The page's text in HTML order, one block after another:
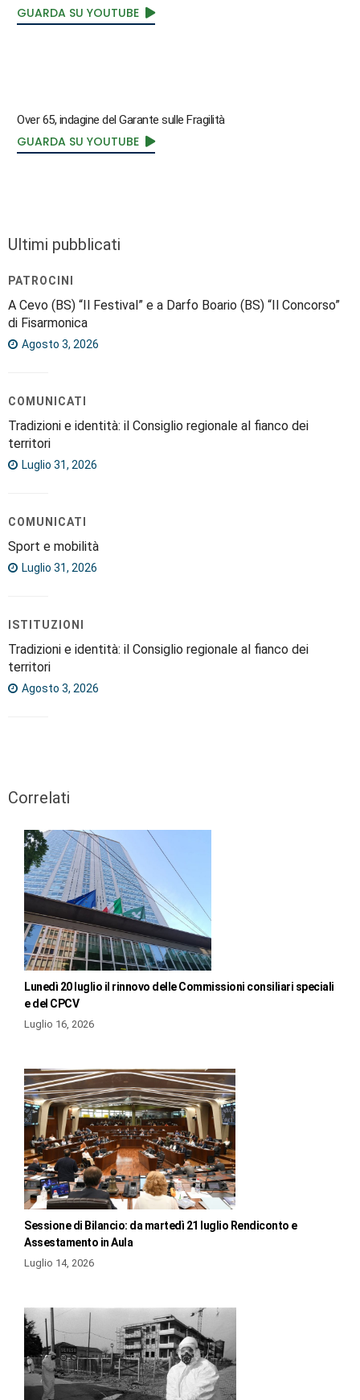
GUARDA SU YOUTUBE
Over 65, indagine del Garante sulle Fragilità
GUARDA SU YOUTUBE
Ultimi pubblicati
PATROCINI
A Cevo (BS) “Il Festival” e a Darfo Boario (BS) “Il Concorso”
di Fisarmonica
Agosto 3, 2026
COMUNICATI
Tradizioni e identità: il Consiglio regionale al fianco dei
territori
Luglio 31, 2026
COMUNICATI
Sport e mobilità
Luglio 31, 2026
ISTITUZIONI
Tradizioni e identità: il Consiglio regionale al fianco dei
territori
Agosto 3, 2026
Correlati
Lunedì 20 luglio il rinnovo delle Commissioni consiliari speciali
e del CPCV
Luglio 16, 2026
Sessione di Bilancio: da martedì 21 luglio Rendiconto e
Assestamento in Aula
Luglio 14, 2026